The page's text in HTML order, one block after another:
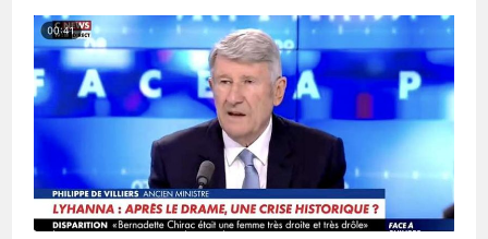
БИООРУЖИЯ
ПРОТИВ
РУССКИХ
ОКАЗАЛАСЬ
ПРАВДОЙ